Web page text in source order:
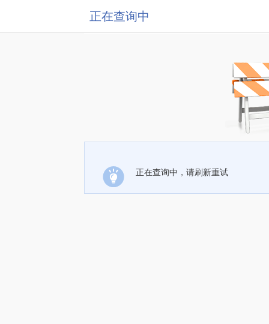
正在查询中
正在查询中，请刷新重试